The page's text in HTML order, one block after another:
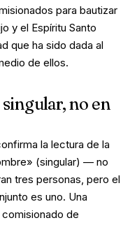
para bautizar
y el Espíritu Santo
que ha sido dada al
de ellos.
no en
la lectura de la
(singular) — no
tres personas, pero el
es uno. Una
de